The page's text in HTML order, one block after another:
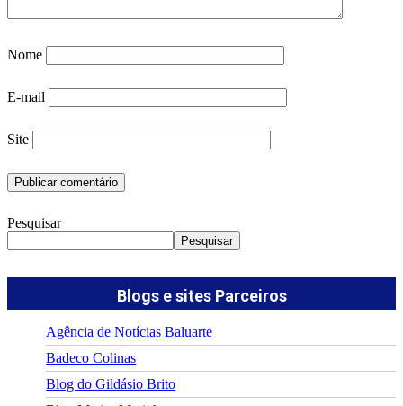
Nome
E-mail
Site
Pesquisar
Pesquisar
Blogs e sites Parceiros
Agência de Notícias Baluarte
Badeco Colinas
Blog do Gildásio Brito